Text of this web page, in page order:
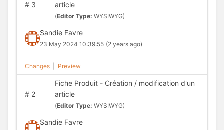
#3
article
(Editor Type: WYSIWYG)
Sandie Favre
23 May 2024 10:39:55 (2 years ago)
Changes Preview
#2
Fiche Produit - Création / modification d'un
article
(Editor Type: WYSIWYG)
Sandie Favre